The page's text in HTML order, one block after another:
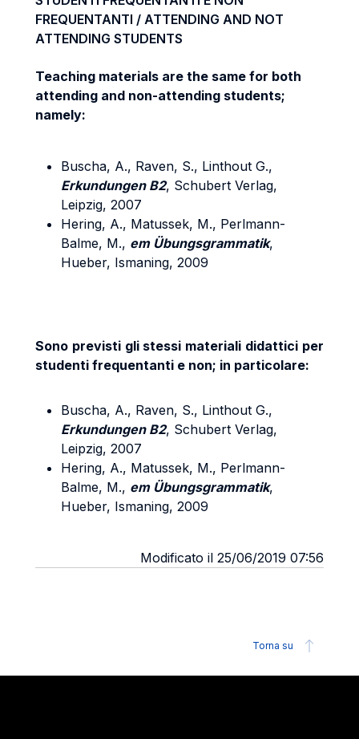
FREQUENTANTI / ATTENDING AND NOT
ATTENDING STUDENTS
Teaching materials are the same for both
attending and non-attending students;
namely:
Buscha, A., Raven, S., Linthout G.,
Erkundungen B2, Schubert Verlag,
Leipzig, 2007
Hering, A., Matussek, M., Perlmann-
Balme, M., em Übungsgrammatik,
Hueber, Ismaning, 2009
Sono previsti gli stessi materiali didattici per
studenti frequentanti e non; in particolare:
Buscha, A., Raven, S., Linthout G.,
Erkundungen B2, Schubert Verlag,
Leipzig, 2007
Hering, A., Matussek, M., Perlmann-
Balme, M., em Übungsgrammatik,
Hueber, Ismaning, 2009
Modificato il 25/06/2019 07:56
Torna su